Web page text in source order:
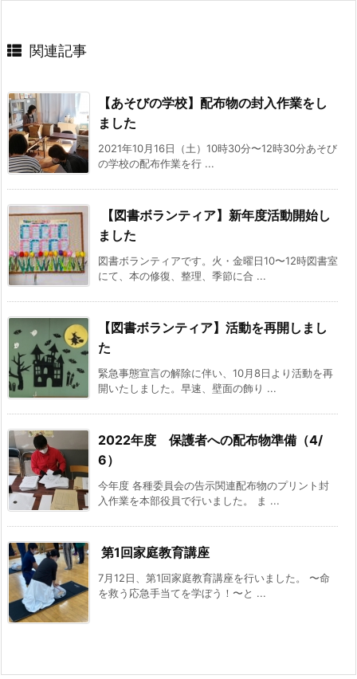
関連記事
【あそびの学校】配布物の封入作業をし
ました
2021年10月16日（土）10時30分〜12時30分あそび
の学校の配布作業を行 ...
【図書ボランティア】新年度活動開始し
ました
図書ボランティアです。火・金曜日10〜12時図書室
にて、本の修復、整理、季節に合 ...
【図書ボランティア】活動を再開しまし
た
緊急事態宣言の解除に伴い、10月8日より活動を再
開いたしました。早速、壁面の飾り ...
2022年度 保護者への配布物準備（4/
6）
今年度 各種委員会の告示関連配布物のプリント封
入作業を本部役員で行いました。 ま ...
第1回家庭教育講座
7月12日、第1回家庭教育講座を行いました。 〜命
を救う応急手当てを学ぼう！〜と ...